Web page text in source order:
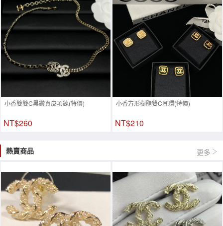
小香雙雙C黑鑽真皮項鍊(特價)
NT$260
小香方形樹脂雙C耳環(特價)
NT$210
熱賣商品 更多